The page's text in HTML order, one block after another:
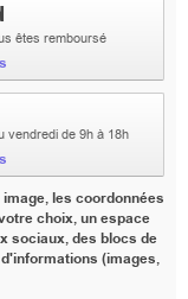
êtes remboursé
vendredi de 9h à 18h
les coordonnées
choix, un espace
sociaux, des blocs de
(images,